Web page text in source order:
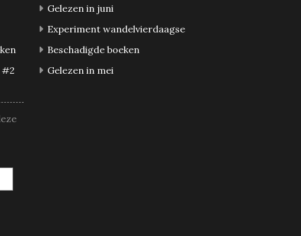
#2
Gelezen in juni
Experiment wandelvierdaagse
Beschadigde boeken
Gelezen in mei